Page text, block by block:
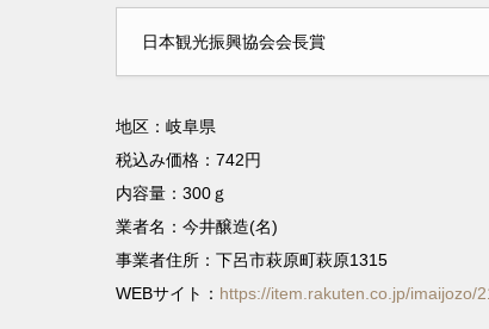
日本観光振興協会会長賞
地区：岐阜県
税込み価格：742円
内容量：300ｇ
業者名：今井醸造(名)
事業者住所：下呂市萩原町萩原1315
WEBサイト： https://item.rakuten.co.jp/imaijozo/